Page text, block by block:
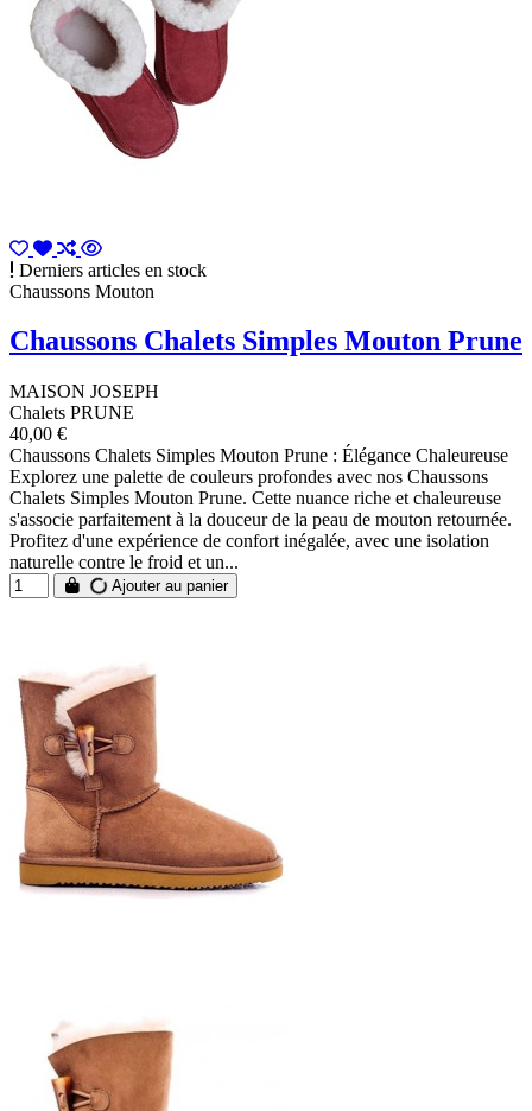
Derniers articles en stock
Chaussons Mouton
Chaussons Chalets Simples Mouton Prune
MAISON JOSEPH
Chalets PRUNE
40,00 €
Chaussons Chalets Simples Mouton Prune : Élégance Chaleureuse
Explorez une palette de couleurs profondes avec nos Chaussons
Chalets Simples Mouton Prune. Cette nuance riche et chaleureuse
s'associe parfaitement à la douceur de la peau de mouton retournée.
Profitez d'une expérience de confort inégalée, avec une isolation
naturelle contre le froid et un...
Ajouter au panier